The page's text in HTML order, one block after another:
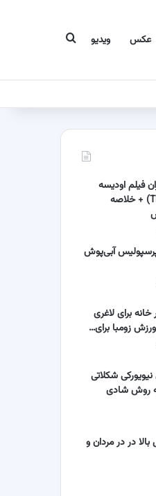
عکس ویدیو جستجو برای
فیلم اودیسه
(The Odyssey) + خلاصه
آبی‌پوش
برای لاغری
ورزش زومبا برای…
شکلاتی
به روش شادی
بالا در در مردان و